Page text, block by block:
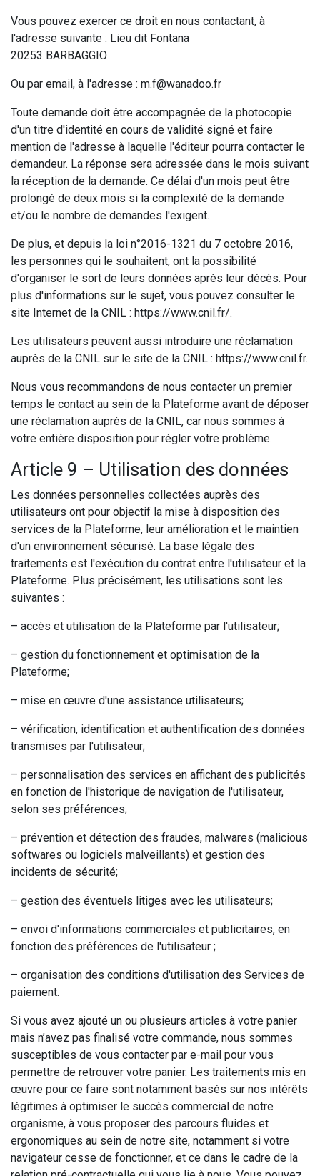
Vous pouvez exercer ce droit en nous contactant, à
l'adresse suivante : Lieu dit Fontana
20253 BARBAGGIO
Ou par email, à l'adresse : m.f@wanadoo.fr
Toute demande doit être accompagnée de la photocopie
d'un titre d'identité en cours de validité signé et faire
mention de l'adresse à laquelle l'éditeur pourra contacter le
demandeur. La réponse sera adressée dans le mois suivant
la réception de la demande. Ce délai d'un mois peut être
prolongé de deux mois si la complexité de la demande
et/ou le nombre de demandes l'exigent.
De plus, et depuis la loi n°2016-1321 du 7 octobre 2016,
les personnes qui le souhaitent, ont la possibilité
d'organiser le sort de leurs données après leur décès. Pour
plus d'informations sur le sujet, vous pouvez consulter le
site Internet de la CNIL : https://www.cnil.fr/.
Les utilisateurs peuvent aussi introduire une réclamation
auprès de la CNIL sur le site de la CNIL : https://www.cnil.fr.
Nous vous recommandons de nous contacter un premier
temps le contact au sein de la Plateforme avant de déposer
une réclamation auprès de la CNIL, car nous sommes à
votre entière disposition pour régler votre problème.
Article 9 – Utilisation des données
Les données personnelles collectées auprès des
utilisateurs ont pour objectif la mise à disposition des
services de la Plateforme, leur amélioration et le maintien
d'un environnement sécurisé. La base légale des
traitements est l'exécution du contrat entre l'utilisateur et la
Plateforme. Plus précisément, les utilisations sont les
suivantes :
– accès et utilisation de la Plateforme par l'utilisateur;
– gestion du fonctionnement et optimisation de la
Plateforme;
– mise en œuvre d'une assistance utilisateurs;
– vérification, identification et authentification des données
transmises par l'utilisateur;
– personnalisation des services en affichant des publicités
en fonction de l'historique de navigation de l'utilisateur,
selon ses préférences;
– prévention et détection des fraudes, malwares (malicious
softwares ou logiciels malveillants) et gestion des
incidents de sécurité;
– gestion des éventuels litiges avec les utilisateurs;
– envoi d'informations commerciales et publicitaires, en
fonction des préférences de l'utilisateur ;
– organisation des conditions d'utilisation des Services de
paiement.
Si vous avez ajouté un ou plusieurs articles à votre panier
mais n’avez pas finalisé votre commande, nous sommes
susceptibles de vous contacter par e-mail pour vous
permettre de retrouver votre panier. Les traitements mis en
œuvre pour ce faire sont notamment basés sur nos intérêts
légitimes à optimiser le succès commercial de notre
organisme, à vous proposer des parcours fluides et
ergonomiques au sein de notre site, notamment si votre
navigateur cesse de fonctionner, et ce dans le cadre de la